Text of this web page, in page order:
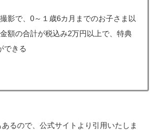
影で、0～１歳6カ月までのお子さま以
額の合計が税込み2万円以上で、特典
できる
るので、公式サイトより引用いたしま